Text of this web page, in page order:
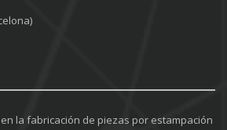
la fabricación de piezas por estampación